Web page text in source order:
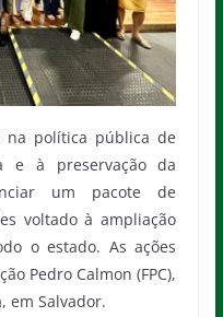
na política pública de
e à preservação da
um pacote de
voltado à ampliação
o estado. As ações
Pedro Calmon (FPC),
em Salvador.